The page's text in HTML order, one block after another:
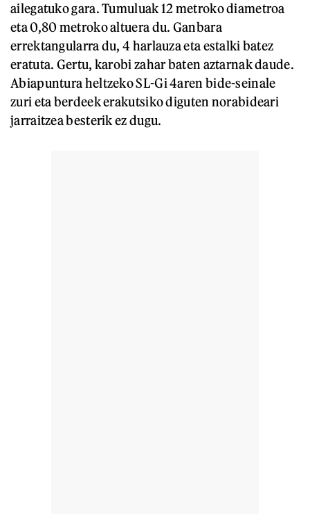
ailegatuko gara. Tumuluak 12 metroko diametroa
eta 0,80 metroko altuera du. Ganbara
errektangularra du, 4 harlauza eta estalki batez
eratuta. Gertu, karobi zahar baten aztarnak daude.
Abiapuntura heltzeko SL-Gi 4aren bide-seinale
zuri eta berdeek erakutsiko diguten norabideari
jarraitzea besterik ez dugu.